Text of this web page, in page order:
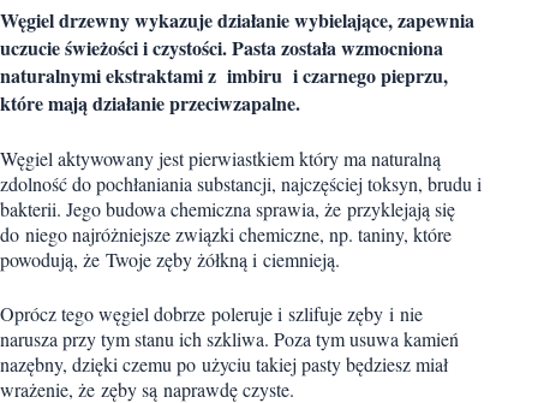
Węgiel drzewny wykazuje działanie wybielające, zapewnia
uczucie świeżości i czystości. Pasta została wzmocniona
naturalnymi ekstraktami z imbiru i czarnego pieprzu,
które mają działanie przeciwzapalne.
Węgiel aktywowany jest pierwiastkiem który ma naturalną
zdolność do pochłaniania substancji, najczęściej toksyn, brudu i
bakterii. Jego budowa chemiczna sprawia, że przyklejają się
do niego najróżniejsze związki chemiczne, np. taniny, które
powodują, że Twoje zęby żółkną i ciemnieją.
Oprócz tego węgiel dobrze poleruje i szlifuje zęby i nie
narusza przy tym stanu ich szkliwa. Poza tym usuwa kamień
nazębny, dzięki czemu po użyciu takiej pasty będziesz miał
wrażenie, że zęby są naprawdę czyste.